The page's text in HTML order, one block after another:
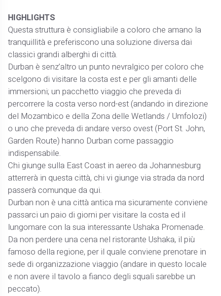
HIGHLIGHTS
Questa struttura è consigliabile a coloro che amano la
tranquillità e preferiscono una soluzione diversa dai
classici grandi alberghi di città.
Durban è senz’altro un punto nevralgico per coloro che
scelgono di visitare la costa est e per gli amanti delle
immersioni; un pacchetto viaggio che preveda di
percorrere la costa verso nord-est (andando in direzione
del Mozambico e della Zona delle Wetlands / Umfolozi)
o uno che preveda di andare verso ovest (Port St. John,
Garden Route) hanno Durban come passaggio
indispensabile.
Chi giunge sulla East Coast in aereo da Johannesburg
atterrerà in questa città, chi vi giunge via strada da nord
passerà comunque da qui.
Durban non è una città antica ma sicuramente conviene
passarci un paio di giorni per visitare la costa ed il
lungomare con la sua interessante Ushaka Promenade.
Da non perdere una cena nel ristorante Ushaka, il più
famoso della regione, per il quale conviene prenotare in
sede di organizzazione viaggio (andare in questo locale
e non avere il tavolo a fianco degli squali sarebbe un
peccato).